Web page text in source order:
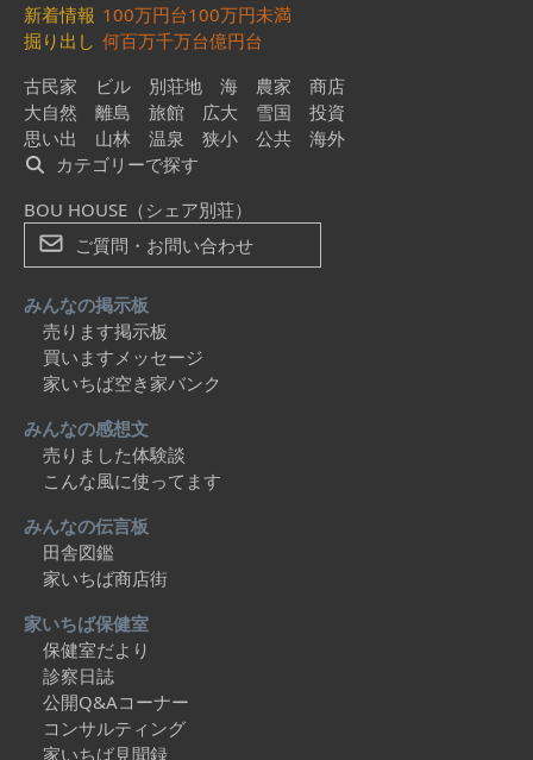
新着情報 100万円台100万円未満
掘り出し 何百万千万台億円台
古民家
ビル 別荘地 海 農家
商店
大自然
離島 旅館 広大 雪国
投資
思い出
山林 温泉 狭小 公共
海外
カテゴリーで探す
BOU HOUSE（シェア別荘）
ご質問・お問い合わせ
みんなの掲示板
売ります掲示板
買いますメッセージ
家いちば空き家バンク
みんなの感想文
売りました体験談
こんな風に使ってます
みんなの伝言板
田舎図鑑
家いちば商店街
家いちば保健室
保健室だより
診察日誌
公開Q&Aコーナー
コンサルティング
家いちば見聞録